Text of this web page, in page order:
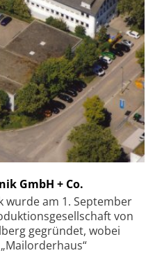
GmbH + Co.
wurde am 1. September
von
gegründet, wobei